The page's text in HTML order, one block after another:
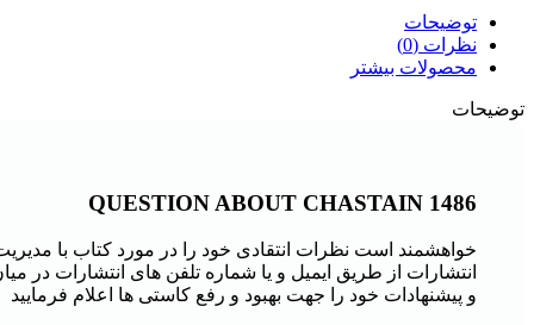
توضیحات
نظرات (0)
محصولات بیشتر
توضیحات
1486 QUESTION ABOUT CHASTAIN
خواهشمند است نظرات انتقادی خود را در مورد کتاب با
انتشارات از طریق ایمیل و یا شماره تلفن های انتشارات در
و پیشنهادات خود را جهت بهبود و رفع کاستی ها اعلام فرمایید